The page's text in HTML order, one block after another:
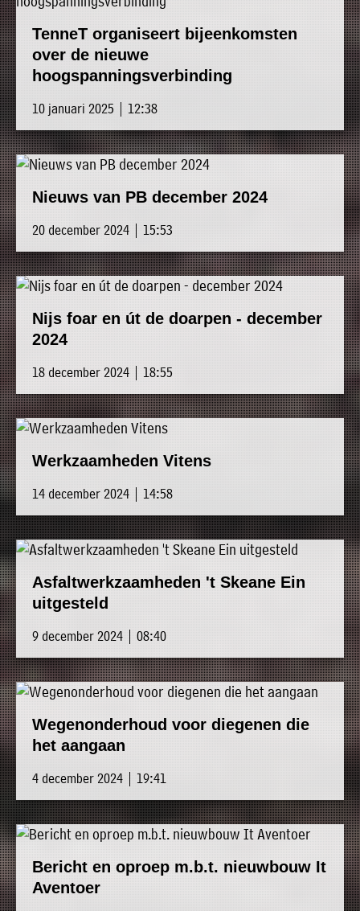
TenneT organiseert bijeenkomsten
over de nieuwe
hoogspanningsverbinding
10 januari 2025 | 12:38
Nieuws van PB december 2024
20 december 2024 | 15:53
Nijs foar en út de doarpen - december
2024
18 december 2024 | 18:55
Werkzaamheden Vitens
14 december 2024 | 14:58
Asfaltwerkzaamheden 't Skeane Ein
uitgesteld
9 december 2024 | 08:40
Wegenonderhoud voor diegenen die
het aangaan
4 december 2024 | 19:41
Bericht en oproep m.b.t. nieuwbouw It
Aventoer